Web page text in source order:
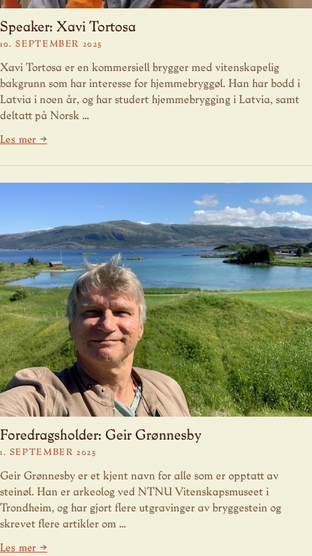
Speaker: Xavi Tortosa
10. SEPTEMBER 2025
Xavi Tortosa er en kommersiell brygger med vitenskapelig
bakgrunn som har interesse for hjemmebryggøl. Han har bodd i
Latvia i noen år, og har studert hjemmebrygging i Latvia, samt
deltatt på Norsk …
Les mer →
Foredragsholder: Geir Grønnesby
1. SEPTEMBER 2025
Geir Grønnesby er et kjent navn for alle som er opptatt av
steinøl. Han er arkeolog ved NTNU Vitenskapsmuseet i
Trondheim, og har gjort flere utgravinger av bryggestein og
skrevet flere artikler om …
Les mer →